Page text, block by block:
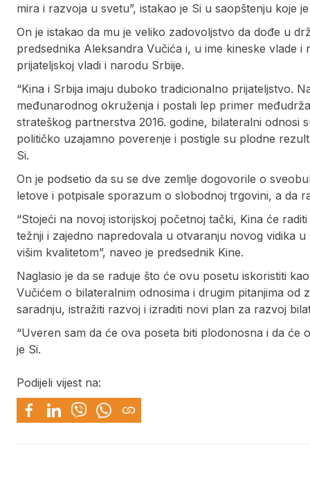
mira i razvoja u svetu”, istakao je Si u saopštenju koje
On je istakao da mu je veliko zadovoljstvo da dođe u
predsednika Aleksandra Vučića i, u ime kineske vlade
prijateljskoj vladi i narodu Srbije.
“Kina i Srbija imaju duboko tradicionalno prijateljstvo.
međunarodnog okruženja i postali lep primer
strateškog partnerstva 2016. godine, bilateralni odnosi
političko uzajamno poverenje i postigle su plodne
Si.
On je podsetio da su se dve zemlje dogovorile o
letove i potpisale sporazum o slobodnoj trgovini, a da
“Stojeći na novoj istorijskoj početnoj tački, Kina će
težnji i zajedno napredovala u otvaranju novog vidika
višim kvalitetom”, naveo je predsednik Kine.
Naglasio je da se raduje što će ovu posetu iskoristiti
Vučićem o bilateralnim odnosima i drugim pitanjima od
saradnju, istražiti razvoj i izraditi novi plan za razvoj
“Uveren sam da će ova poseta biti plodonosna i da
je Si.
Podijeli vijest na: